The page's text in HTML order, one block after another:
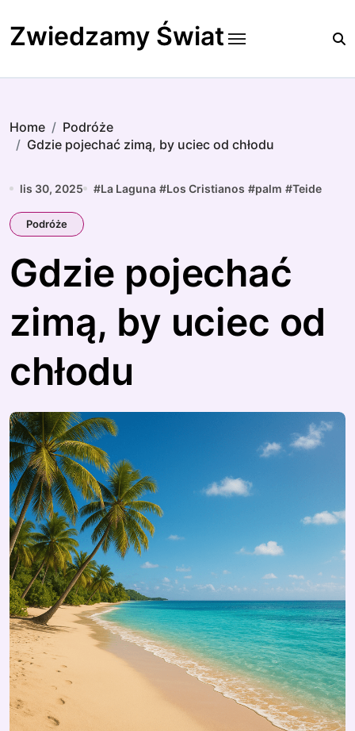
to
content
Zwiedzamy Świat
Home
Podróże
Gdzie pojechać zimą, by uciec od chłodu
lis 30, 2025 #La Laguna #Los Cristianos #palm #Teide
Podróże
Gdzie pojechać
zimą, by uciec od
chłodu